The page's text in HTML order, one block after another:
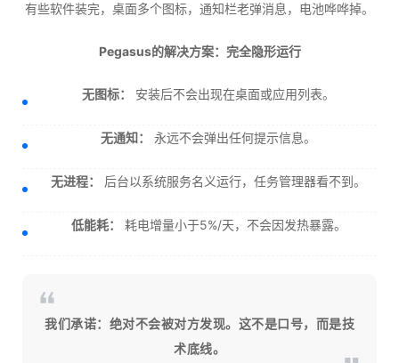
有些软件装完，桌面多个图标，通知栏老弹消息，电池哗哗掉。
Pegasus的解决方案：完全隐形运行
无图标： 安装后不会出现在桌面或应用列表。
无通知： 永远不会弹出任何提示信息。
无进程： 后台以系统服务名义运行，任务管理器看不到。
低能耗： 耗电增量小于5%/天，不会因发热暴露。
我们承诺：绝对不会被对方发现。这不是口号，而是技
术底线。